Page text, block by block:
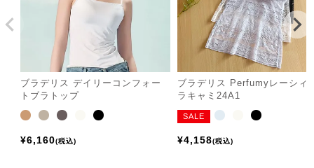
ブラデリス デイリーコンフォー
トブラトップ
¥6,160 税込
ブラデリス Perfumyレーシィ
ラキャミ24A1
SALE
¥4,158 税込